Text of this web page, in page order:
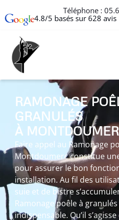
Téléphone :
4.8/5 basés sur 628 avis
RAMONAGE
GRANULÉS
À
Faire appel au Ramonage
Montdoumerc constitue
pour assurer le bon
installation. Au fil des
suie et de bistre
Ramonage poêle à
indispensable. Qu’il